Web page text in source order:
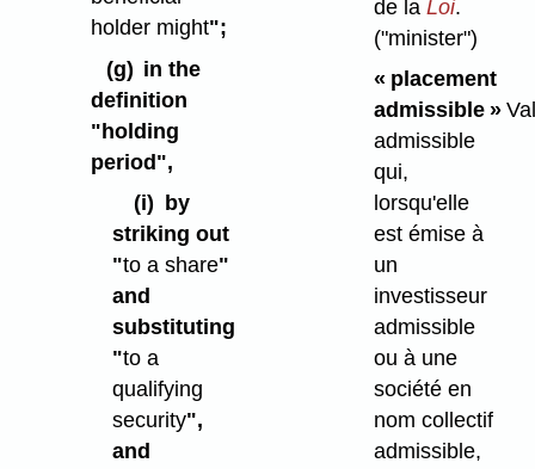
holder might";
(g) in the
definition
"holding
period",
(i)
by
striking out
"to a share"
and
substituting
"to a
qualifying
security",
and
de la Loi.
("minister")
« placement
admissible »
admissible
qui,
lorsqu'elle
est émise à
un
investisseur
admissible
ou à une
société en
nom collectif
admissible,